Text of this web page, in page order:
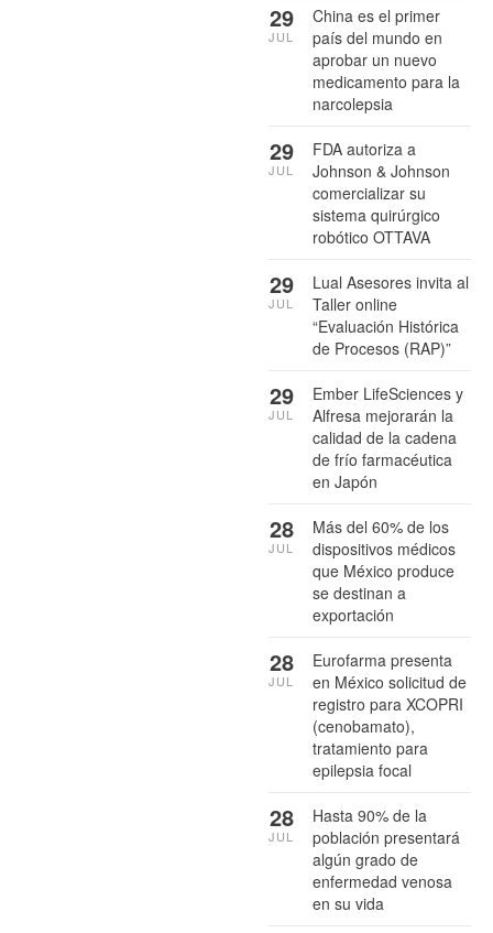
China es el primer
país del mundo en
aprobar un nuevo
medicamento para la
narcolepsia
29
JUL
FDA autoriza a
Johnson & Johnson
comercializar su
sistema quirúrgico
robótico OTTAVA
29
JUL
Lual Asesores invita al
Taller online
“Evaluación Histórica
de Procesos (RAP)”
29
JUL
Ember LifeSciences y
Alfresa mejorarán la
calidad de la cadena
de frío farmacéutica
en Japón
29
JUL
Más del 60% de los
dispositivos médicos
que México produce
se destinan a
exportación
28
JUL
Eurofarma presenta
en México solicitud de
registro para XCOPRI
(cenobamato),
tratamiento para
epilepsia focal
28
JUL
Hasta 90% de la
población presentará
algún grado de
enfermedad venosa
en su vida
28
JUL